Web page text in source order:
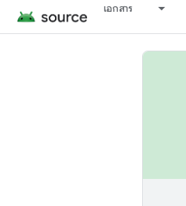
เอกสาร